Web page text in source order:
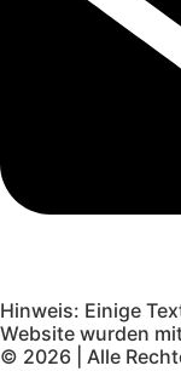
Hinweis: Einige
Website wurden
© 2026 | Alle